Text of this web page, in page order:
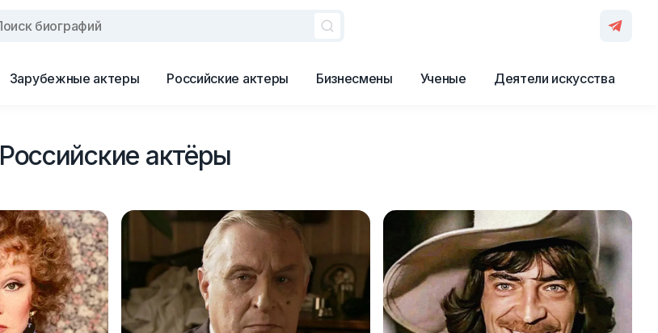
Зарубежные актеры Российские актеры Бизнесмены Ученые Деятели искусства
Российские актёры